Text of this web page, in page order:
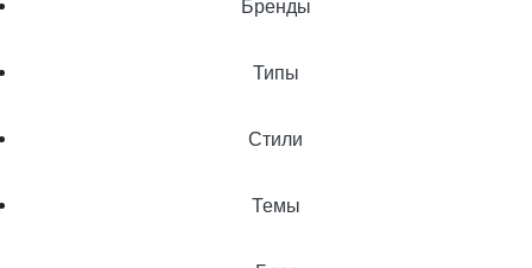
Бренды
Типы
Стили
Темы